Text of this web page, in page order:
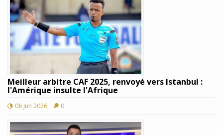
Meilleur arbitre CAF 2025, renvoyé vers Istanbul :
l'Amérique insulte l'Afrique
08 Jun 2026 0